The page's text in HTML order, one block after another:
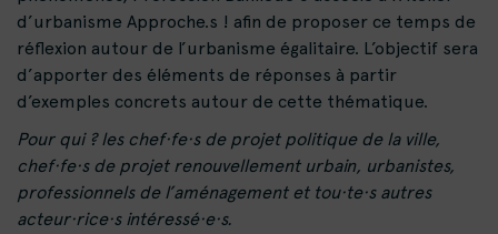
d’urbanisme Approche.s ! afin de proposer ce temps de
réflexion autour de l’urbanisme égalitaire. L’objectif sera
d’apporter des éléments de réponses à partir
d’exemples concrets autour de cette thématique.
Pour qui ? les chef·fe·s de projet politique de la ville,
chef·fe·s de projet renouvellement urbain, urbanistes,
professionnels de l’aménagement et tou·te·s autres
acteur·rice·s intéressé·e·s.